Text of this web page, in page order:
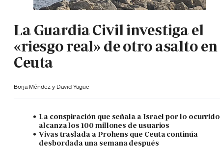
La Guardia Civil investiga el
«riesgo real» de otro asalto en
Ceuta
Borja Méndez y David Yagüe
La conspiración que señala a Israel por lo ocurrido
alcanza los 100 millones de usuarios
Vivas traslada a Prohens que Ceuta continúa
desbordada una semana después